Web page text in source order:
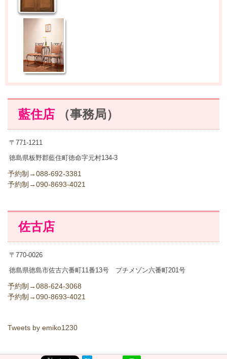
藍住店 （事務局）
〒771-1211
徳島県板野郡藍住町徳命字元村134-3
予約制→088-692-3381
予約制→090-8693-4021
佐古店
〒770-0026
徳島県徳島市佐古六番町11番13号 プチメゾン六番町201号
予約制→088-624-3068
予約制→090-8693-4021
Tweets by emiko1230